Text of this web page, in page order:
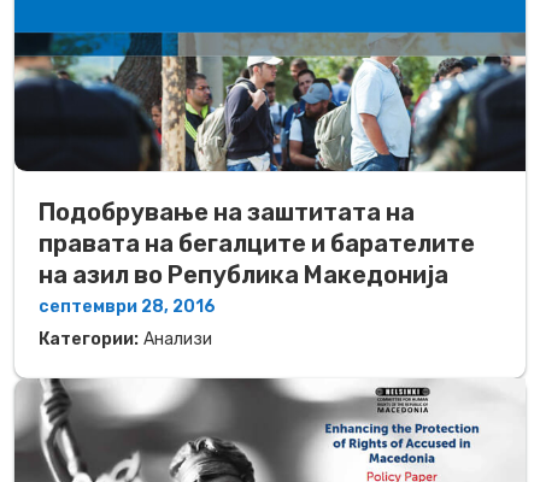
Подобрување на заштитата на
правата на бегалците и барателите
на азил во Република Македонија
септември 28, 2016
Категории: Анализи